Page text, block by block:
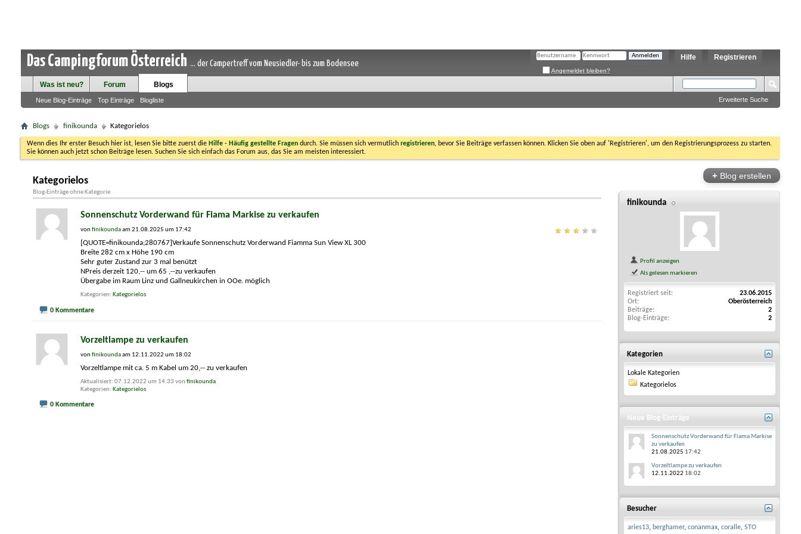
Das Campingforum Österreich ... der Campertreff vom Neusiedler- bis zum Bodensee
Registrieren
Hilfe
Angemeldet bleiben?
Was ist neu? Forum Blogs
Neue Blog-Einträge Top Einträge Blogliste Erweiterte Suche
Blogs finikounda Kategorielos
Wenn dies Ihr erster Besuch hier ist, lesen Sie bitte zuerst die Hilfe - Häufig gestellte Fragen durch. Sie müssen sich vermutlich registrieren, bevor Sie Beiträge verfassen können. Klicken Sie oben auf 'Registrieren', um den Registrierungsprozess zu starten.
Sie können auch jetzt schon Beiträge lesen. Suchen Sie sich einfach das Forum aus, das Sie am meisten interessiert.
Kategorielos
Blog-Einträge ohne Kategorie
Sonnenschutz Vorderwand für Fiama Markise zu verkaufen
vonfinikoundaam 21.08.2025 um 17:42
[QUOTE=finikounda;280767]Verkaufe Sonnenschutz Vorderwand Fiamma Sun View XL 300
Breite 282 cm x Höhe 190 cm
Sehr guter Zustand zur 3 mal benützt
NPreis derzeit 120,-- um 65 ,--zu verkaufen
Übergabe im Raum Linz und Gallneukirchen in OOe. möglich
Kategorien Kategorielos
0 Kommentare
Vorzeltlampe zu verkaufen
vonfinikoundaam 12.11.2022 um 18:02
Vorzeltlampe mit ca. 5 m Kabel um 20,-- zu verkaufen
Aktualisiert: 07.12.2022 um 14:33 von finikounda
Kategorien
Kategorielos
0 Kommentare
+ Blog erstellen
finikounda
Profil anzeigen
Als gelesen markieren
Registriert seit
23.06.2015
Ort
Oberösterreich
Beiträge
2
Blog-Einträge
2
Kategorien
Lokale Kategorien
Kategorielos
Neue Blog-Einträge
Sonnenschutz Vorderwand für Fiama Markise
zu verkaufen
21.08.2025 17:42
Vorzeltlampe zu verkaufen
12.11.2022 18:02
Besucher
aries13, berghamer, conanmax, coralle, STO